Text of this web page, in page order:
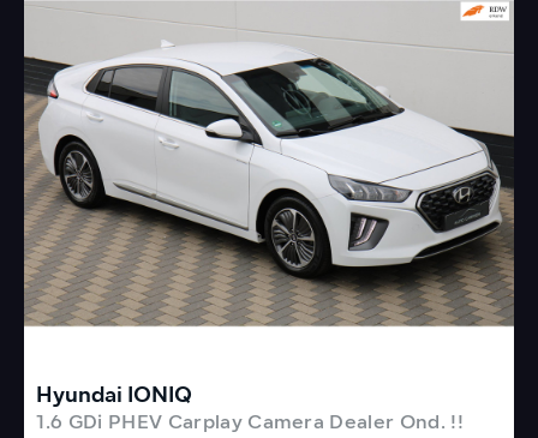
Hyundai IONIQ
1.6 GDi PHEV Carplay Camera Dealer Ond. !!